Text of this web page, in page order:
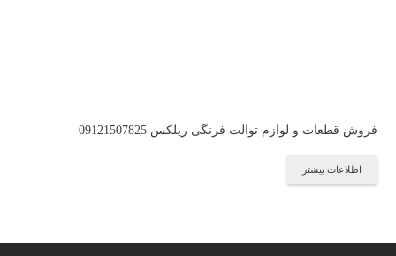
فروش قطعات و لوازم توالت فرنگی ریلکس 09121507825
اطلاعات بیشتر